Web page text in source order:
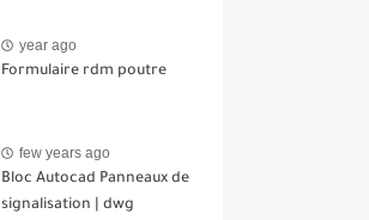
year ago
Formulaire rdm poutre
few years ago
Bloc Autocad Panneaux de
signalisation | dwg